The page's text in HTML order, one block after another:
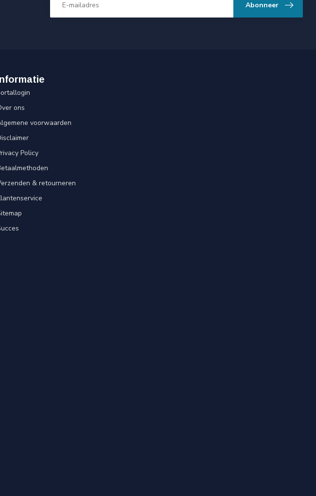
Abonneer
ons
voorwaarden
Policy
& retourneren